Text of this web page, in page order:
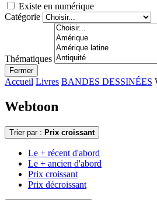
Existe en numérique
Catégorie
Thématiques
Fermer
Accueil Livres BANDES DESSINÉES
Webtoon
Trier par : Prix croissant
Le + récent d'abord
Le + ancien d'abord
Prix croissant
Prix décroissant